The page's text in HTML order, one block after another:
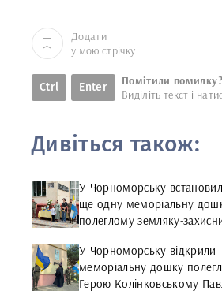
Додати
у мою стрічку
Ctrl Enter
Помітили помилку?
Виділіть текст і
Дивіться також:
У Чорноморську
ще одну меморіальну
полеглому земляку-
У Чорноморську відкрили
меморіальну дошку
Герою Колінковському